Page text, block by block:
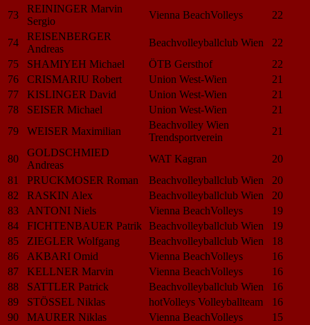
73
REININGER Marvin
Sergio
Vienna BeachVolleys 22
74
REISENBERGER
Andreas
Beachvolleyballclub Wien
22
75
SHAMIYEH Michael ÖTB Gersthof
22
76
CRISMARIU Robert Union West-Wien
21
77
KISLINGER David Union West-Wien
21
78
SEISER Michael Union West-Wien
21
79
WEISER Maximilian
Beachvolley Wien
Trendsportverein
21
80
GOLDSCHMIED
Andreas
WAT Kagran
20
81
PRUCKMOSER Roman Beachvolleyballclub Wien
20
82
RASKIN Alex Beachvolleyballclub Wien
20
83
ANTONI Niels Vienna BeachVolleys
19
84
FICHTENBAUER Patrik Beachvolleyballclub Wien
19
85
ZIEGLER Wolfgang Beachvolleyballclub Wien
18
86
AKBARI Omid Vienna BeachVolleys
16
87
KELLNER Marvin Vienna BeachVolleys
16
88
SATTLER Patrick Beachvolleyballclub Wien
16
89
STÖSSEL Niklas hotVolleys Volleyballteam
16
90
MAURER Niklas Vienna BeachVolleys
15